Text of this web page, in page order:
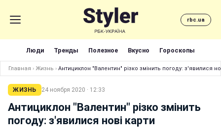
rbc.ua
Люди Тренды Полезное Вкусно Гороскопы
Главная › Жизнь › Антициклон "Валентин" різко змінить погоду: з'явилися
ЖИЗНЬ 24 ноября 2020 · 12:33
Антициклон "Валентин" різко змінить
погоду: з'явилися нові карти